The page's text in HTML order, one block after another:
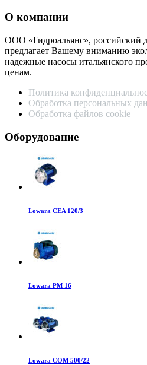
О компании
ООО «Гидроальянс», российский
предлагает Вашему вниманию
надежные насосы итальянского
ценам.
Политика
Обработка персональных
Обработка файлов cookie
Оборудование
Lowara CEA 120/3
Lowara PM 16
Lowara COM 500/22